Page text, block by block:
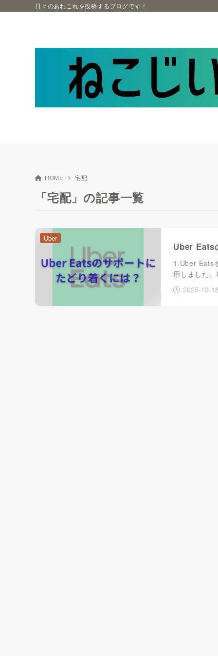
日々のあれこれを投稿するブログです！
HOME 宅配
「宅配」の記事一覧
Uber Eats
1.Uber Eats
用しました
2025-12-
Uber